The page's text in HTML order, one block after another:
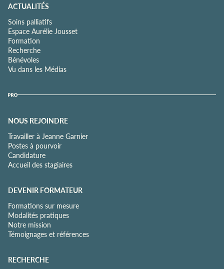
ACTUALITÉS
Soins palliatifs
Espace Aurélie Jousset
Formation
Recherche
Bénévoles
Vu dans les Médias
NOUS REJOINDRE
Travailler à Jeanne Garnier
Postes à pourvoir
Candidature
Accueil des stagiaires
DEVENIR FORMATEUR
Formations sur mesure
Modalités pratiques
Notre mission
Témoignages et références
RECHERCHE